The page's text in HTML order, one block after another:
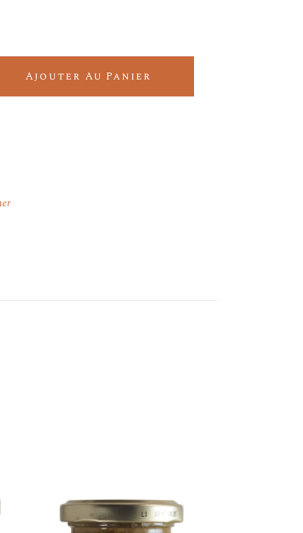
Noires Noix et Truffe d'Eté 100gr quantity
Ajouter Au Panier